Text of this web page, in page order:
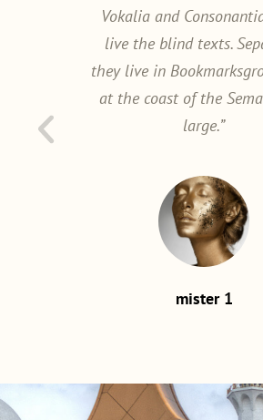
Vokalia and
live the blind texts.
they live in
at the coast of the
large.”
mister 1